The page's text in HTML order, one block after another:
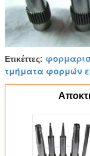
Ετικέττες:
τμήματα φορμών